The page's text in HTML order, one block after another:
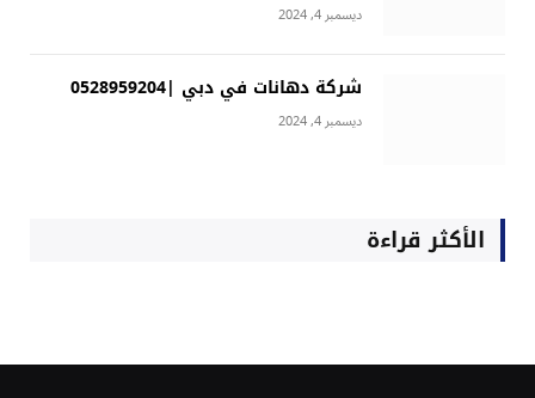
ديسمبر 4, 2024
شركة دهانات في دبي |0528959204
ديسمبر 4, 2024
الأكثر قراءة